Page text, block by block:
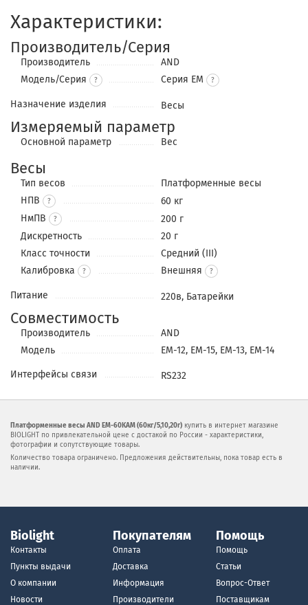
Характеристики:
Производитель/Серия
Производитель
AND
Модель/Серия
? Серия EM
Назначение изделия Весы
Измеряемый параметр
Основной параметр Вес
Весы
Тип весов
Платформенные весы
НПВ
?
60 кг
НмПВ
?
200 г
Дискретность
20 г
Класс точности
Cредний (III)
Калибровка
? Внешняя
Питание 220в, Батарейки
Совместимость
Производитель
AND
Модель
EM-12, EM-15, ЕМ-13, ЕМ-14
Интерфейсы связи RS232
Платформенные весы AND EM-60KAM (60кг/5,10,20г) купить в интернет магазине
BIOLIGHT по привлекательной цене с достакой по России - характеристики,
фотографии и сопутствующие товары.
Количество товара ограничено. Предложения действительны, пока товар есть в
наличии.
Biolight
Контакты
Пункты выдачи
О компании
Новости
Покупателям
Оплата
Доставка
Информация
Производители
Помощь
Помощь
Статьи
Вопрос-Ответ
Поставщикам